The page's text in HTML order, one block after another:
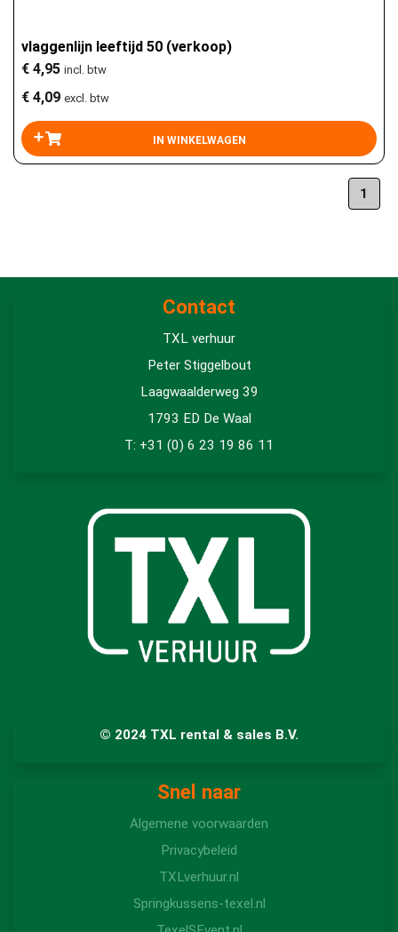
vlaggenlijn leeftijd 50 (verkoop)
€ 4,95 incl. btw
€ 4,09 excl. btw
1
Contact
TXL verhuur
Peter Stiggelbout
Laagwaalderweg 39
1793 ED De Waal
T: +31 (0) 6 23 19 86 11
© 2024 TXL rental & sales B.V.
Snel naar
Algemene voorwaarden
Privacybeleid
TXLverhuur.nl
Springkussens-texel.nl